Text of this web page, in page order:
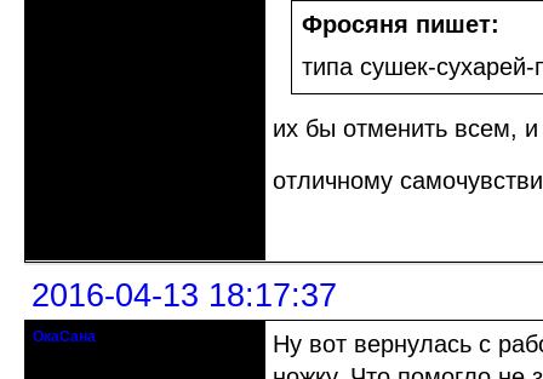
Фросяня пишет:
типа сушек-сухарей-
их бы отменить всем,
отличному
2016-04-13 18:17:37
ОкаСана
Ну вот вернулась с